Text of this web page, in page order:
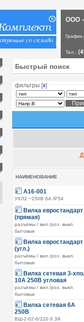
ООО
Тел.:
фильтры [х]
НАИМЕНОВАНИЕ
А16-001
УХЛ2 ~250В 6А IP54
Вилка евростандарт
(прямая)
разъёмы / вил./роз. выкл.
бытовые
Вилка евростандарт
(угл.)
разъёмы / вил./роз. выкл.
бытовые
Вилка сетевая 3-
10А 250В угловая
разъёмы / вил./роз. выкл.
бытовые
Вилка сетевая 6А
250В
ВШ-2-02-6/220 6.3А